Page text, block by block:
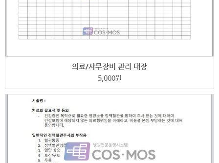
의료/사무장비 관리 대장
5,000원